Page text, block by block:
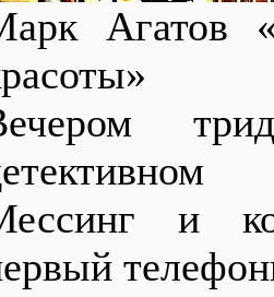
Агатов
и